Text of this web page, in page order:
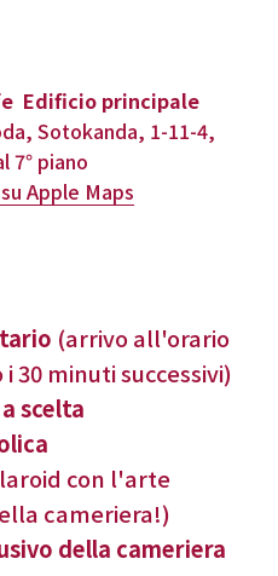
Edificio principale
7° piano
Apple Maps
(arrivo all'orario
30 minuti successivi)
scelta
con l'arte
cameriera!)
della cameriera